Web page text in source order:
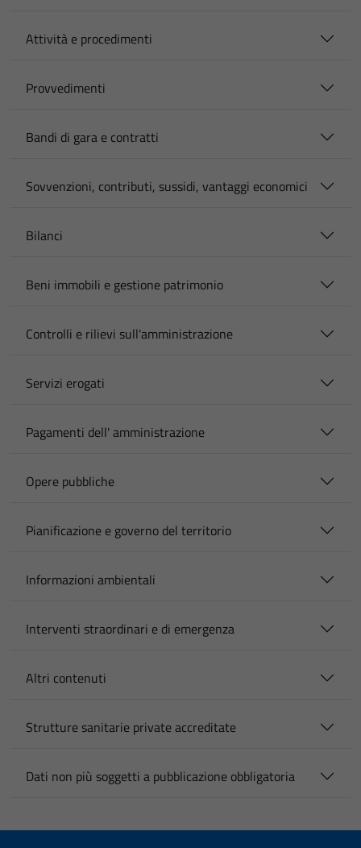
Attività e procedimenti
Provvedimenti
Bandi di gara e contratti
Sovvenzioni, contributi, sussidi, vantaggi economici
Bilanci
Beni immobili e gestione patrimonio
Controlli e rilievi sull'amministrazione
Servizi erogati
Pagamenti dell' amministrazione
Opere pubbliche
Pianificazione e governo del territorio
Informazioni ambientali
Interventi straordinari e di emergenza
Altri contenuti
Strutture sanitarie private accreditate
Dati non più soggetti a pubblicazione obbligatoria